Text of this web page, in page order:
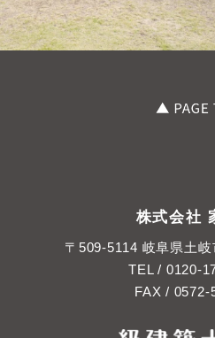
株式会社
〒509-5114 岐阜県土
TEL / 0120-
FAX / 0572-